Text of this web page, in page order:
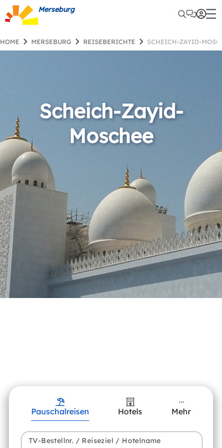
Merseburg
HOME MERSEBURG REISEBERICHTE SCHEICH-ZAYID-
Scheich-Zayid-
Moschee
Pauschalreisen Hotels Mehr
TV-Bestellnr. / Reiseziel / Hotelname